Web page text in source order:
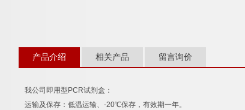
产品介绍 相关产品 留言询价
我公司即用型 PCR试剂盒：
运输及保存：低温运输、 -20℃保存，有效期一年。